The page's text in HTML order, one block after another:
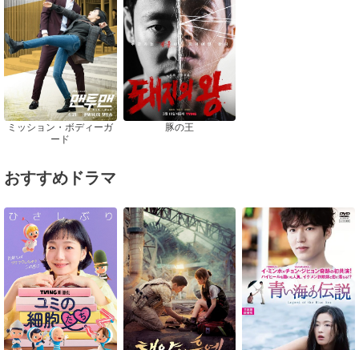
ミッション・ボディーガ
ード
豚の王
おすすめドラマ